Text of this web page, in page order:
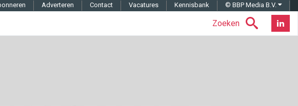
Zoeken
Adverteren Contact Vacatures Kennisbank © BBP Media B.V.